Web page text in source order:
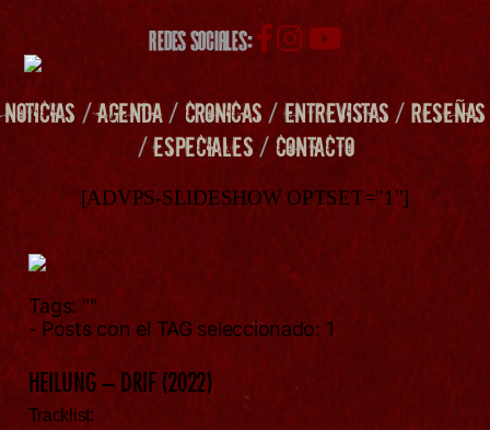
REDES SOCIALES:
NOTICIAS /AGENDA/ CRONICAS/ENTREVISTAS/RESEÑAS
/ESPECIALES/ CONTACTO
[ADVPS-SLIDESHOW OPTSET="1"]
Tags: ""
- Posts con el TAG seleccionado: 1
HEILUNG – DRIF (2022)
Tracklist: